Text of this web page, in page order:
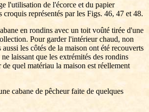
l'utilisation de l'écorce et du papier
croquis représentés par les Figs. 46, 47 et 48.
en rondins avec un toit voûté tirée d'une
Pour garder l'intérieur chaud, non
les côtés de la maison ont été recouverts
laissant que les extrémités des rondins
quel matériau la maison est réellement
cabane de pêcheur faite de quelques